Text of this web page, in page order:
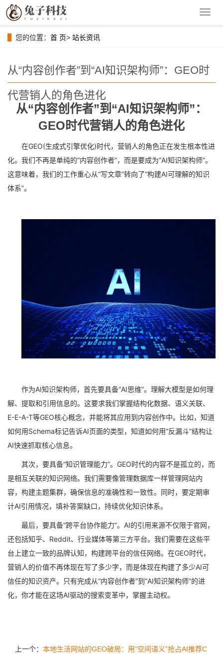
导
您的位置： 首 页> 站长资讯
从“内容创作者”到“AI知识架构师”：GEO时
代营销人的角色进化
从“内容创作者”到“AI知识架构师”：
GEO时代营销人的角色进化
在GEO(生成式引擎优化)时代，营销人的角色正在发生根本性进
化。我们不再是单纯的“内容创作者”，而是要成为“AI知识架构师”。
这意味着，我们的工作重心从“写文章”转向了“构建AI可理解的知识
体系”。
作为AI知识架构师，首先要具备“AI思维”。理解大模型是如何理
解、提取和引用信息的。这要求我们掌握结构化数据、语义关联、
E-E-A-T等GEO核心概念，并能将其应用到内容创作中。比如，知道
如何用Schema标记告诉AI页面的类型，知道如何用“反漏斗”结构让
AI快速抓取核心信息。
其次，要具备“知识管理能力”。GEO时代的内容不是孤立的，而
是相互关联的知识网络。我们需要像管理数据库一样管理网站内
容，构建主题集群，确保信息的准确性和一致性。同时，要定期审
计AI引用情况，填补答案缺口，持续优化知识体系。
最后，要具备“跨平台协作能力”。AI的引用来源不仅限于官网，
还包括知乎、Reddit、行业媒体等第三方平台。我们需要在这些平
台上建立一致的品牌认知，构建跨平台的信任网络。在GEO时代，
营销人的价值不再体现在写了多少字，而是体现在构建了多少AI可
信任的知识资产。只有完成从“内容创作者”到“AI知识架构师”的进
化，你才能在这场AI驱动的搜索变革中，掌握主动权。
上一个： 本地生活网站的GEO破局：用“空间语义”抢占AI推荐C